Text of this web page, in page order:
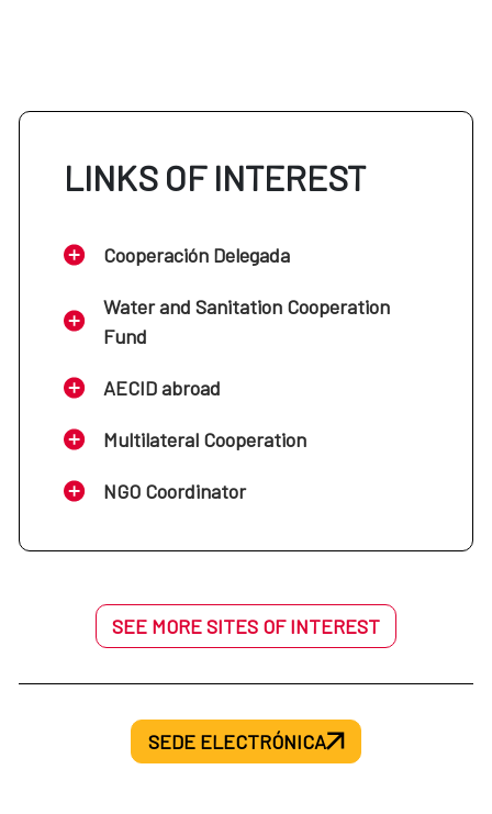
LINKS OF INTEREST
Cooperación Delegada
Water and Sanitation Cooperation
Fund
AECID abroad
Multilateral Cooperation
NGO Coordinator
SEE MORE SITES OF INTEREST
SEDE ELECTRÓNICA